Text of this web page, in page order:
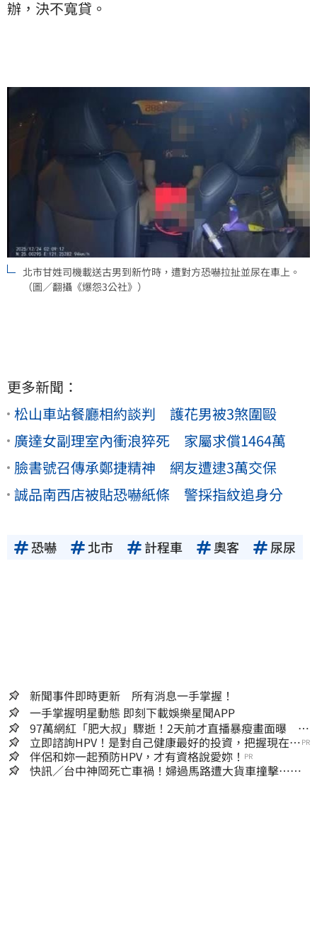
辦，決不寬貸。
北市甘姓司機載送古男到新竹時，遭對方恐嚇拉扯並尿在車上。
（圖／翻攝《爆怨3公社》）
更多新聞：
松山車站餐廳相約談判 護花男被3煞圍毆
廣達女副理室內衝浪猝死 家屬求償1464萬
臉書號召傳承鄭捷精神 網友遭逮3萬交保
誠品南西店被貼恐嚇紙條 警採指紋追身分
恐嚇 北市 計程車 奧客 尿尿
新聞事件即時更新 所有消息一手掌握！
一手掌握明星動態 即刻下載娛樂星聞APP
97萬網紅「肥大叔」驟逝！2天前才直播暴瘦畫面曝 網
淚崩：一路好走
立即諮詢HPV！是對自己健康最好的投資，把握現在不
嫌晚！
PR
伴侶和妳一起預防HPV，才有資格說愛妳！ PR
快訊／台中神岡死亡車禍！婦過馬路遭大貨車撞擊…下